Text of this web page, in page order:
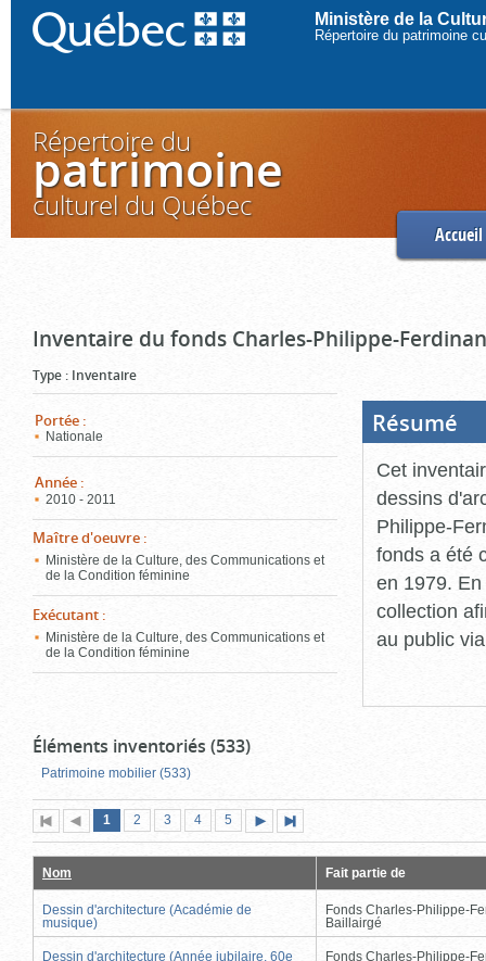
Ministère de la
Répertoire du patrimoine
Répertoire du
patrimoine
culturel du Québec
Accueil
Inventaire du fonds Charles-Philippe-
Type : Inventaire
Portée :
Nationale
Année :
2010 - 2011
Maître d'oeuvre :
Ministère de la Culture, des Communications et
de la Condition féminine
Exécutant :
Ministère de la Culture, des Communications et
de la Condition féminine
Résumé
Cet
dessins
Philippe-
fonds a été
en 1979.
collection
au public
Éléments inventoriés (533)
Patrimoine mobilier (533)
Première
page
Page
précédente
Page
1 (page
actuelle)
Page
2 Page
3 Page
4 Page
5
suivante
page
Nom Fait partie de
Dessin d'architecture (Académie de
musique)
Fonds Charles-Philippe-
Baillairgé
Dessin d'architecture (Année jubilaire, 60e
Fonds Charles-Philippe-